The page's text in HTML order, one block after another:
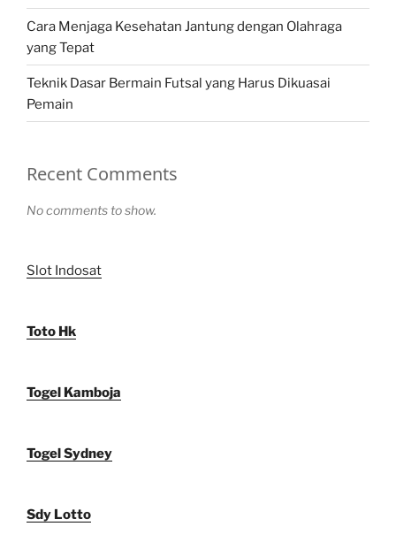
Cara Menjaga Kesehatan Jantung dengan Olahraga
yang Tepat
Teknik Dasar Bermain Futsal yang Harus Dikuasai
Pemain
Recent Comments
No comments to show.
Slot Indosat
Toto Hk
Togel Kamboja
Togel Sydney
Sdy Lotto